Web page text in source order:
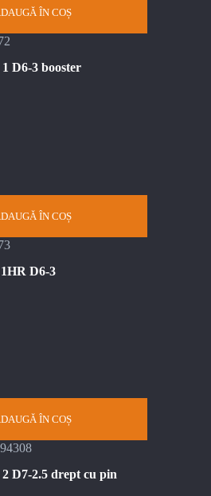
ÎN COȘ
D6-3 booster
ÎN COȘ
D6-3
ÎN COȘ
D7-2.5 drept cu pin